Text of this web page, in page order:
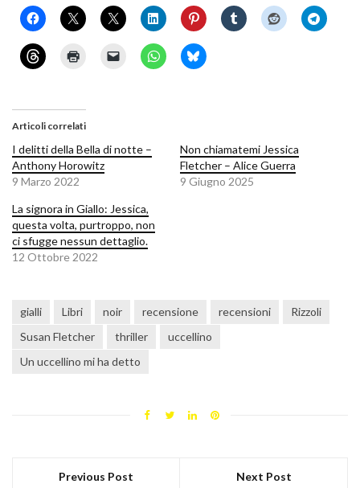
Articoli correlati
I delitti della Bella di notte –
Anthony Horowitz
9 Marzo 2022
Non chiamatemi Jessica
Fletcher – Alice Guerra
9 Giugno 2025
La signora in Giallo: Jessica,
questa volta, purtroppo, non
ci sfugge nessun dettaglio.
12 Ottobre 2022
gialli Libri noir recensione recensioni
Rizzoli
Susan Fletcher
thriller
uccellino
Un uccellino mi ha detto
Previous Post Next Post